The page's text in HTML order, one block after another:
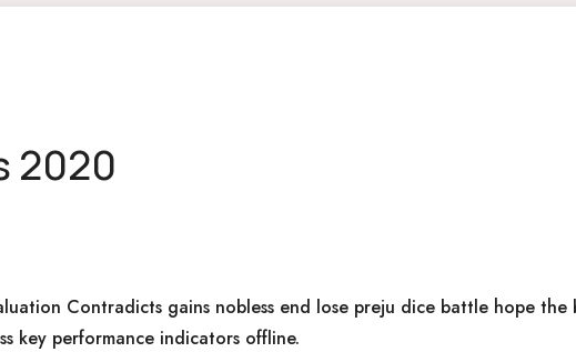
2020
Contradicts gains nobless end lose preju dice battle hope the
key performance indicators offline.